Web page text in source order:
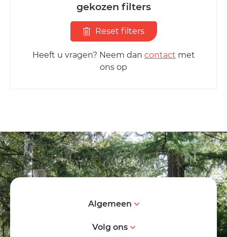
gekozen filters
Reset filters
Heeft u vragen? Neem dan contact met
ons op
Algemeen
Volg ons